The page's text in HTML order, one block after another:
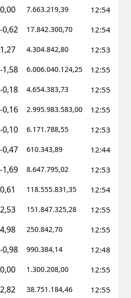
0,00 7.663.219,39 12:54
-0,62 17.842.300,70 12:54
1,27 4.304.842,80 12:53
-1,58 6.006.040.124,25 12:55
-0,18 4.654.383,73 12:55
-0,16 2.995.983.583,00 12:55
-0,10 6.171.788,55 12:53
-0,47 610.343,89 12:44
-1,69 8.647.795,02 12:53
0,61 118.555.831,35 12:54
2,53 151.847.325,28 12:55
4,98 250.842,70 12:55
-0,98 990.384,14 12:48
0,00 1.300.208,00 12:55
2,82 38.751.184,46 12:55